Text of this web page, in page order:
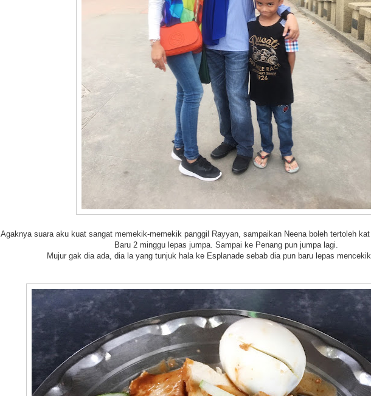
Agaknya suara aku kuat sangat memekik-memekik panggil Rayyan, sampaikan Neena boleh tertoleh
Baru 2 minggu lepas jumpa. Sampai ke Penang pun jumpa lagi.
Mujur gak dia ada, dia la yang tunjuk hala ke Esplanade sebab dia pun baru lepas